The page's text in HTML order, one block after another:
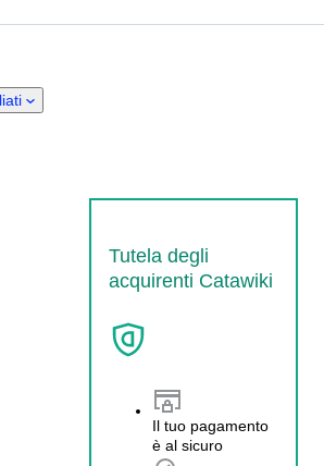
Movimento dell'orologio
dell’orologio
dell’orologio
Tutela degli
acquirenti Catawiki
Il tuo pagamento
è al sicuro